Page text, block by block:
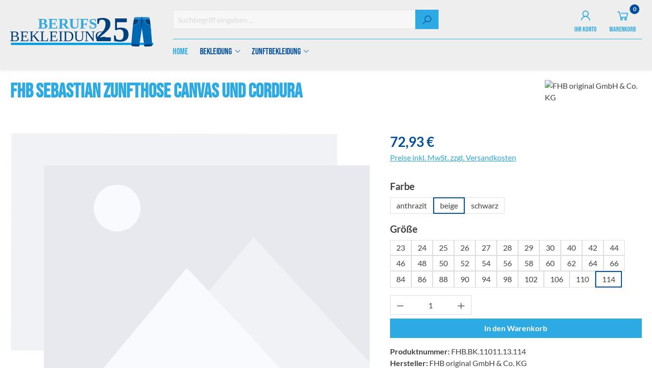
IHR KONTO
0
WARENKORB
Home Bekleidung Zunftbekleidung
FHB SEBASTIAN Zunfthose Canvas und Cordura
72,93 €
Preise inkl. MwSt. zzgl. Versandkosten
Farbeauswählen
anthrazit beige schwarz
Größeauswählen
23 24 25 26 27 28 29 30 40 42
44
46
48 50 52 54 56 58 60 62 64
66
84
86 88 90 94 98 102 106 110 114
Produkt Anzahl: Gib den gewünschten Wert ein
In den Warenkorb
Produktnummer: FHB.BK.11011.13.114
Hersteller: FHB original GmbH & Co. KG